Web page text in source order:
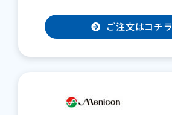
ご注文はコチラ